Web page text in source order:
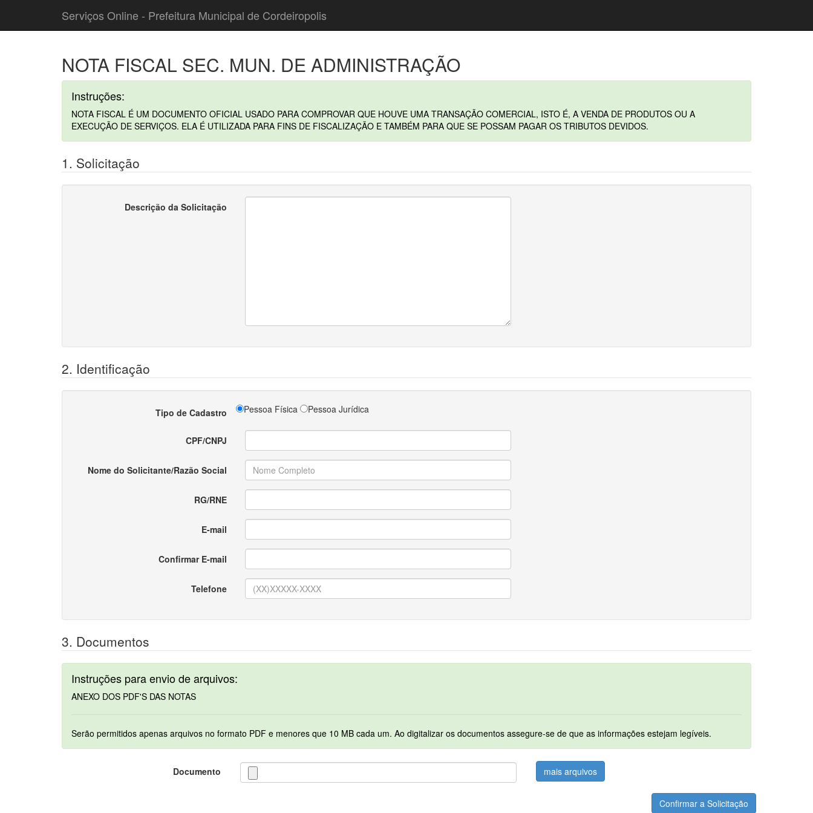
Serviços Online - Prefeitura Municipal de Cordeiropolis
NOTA FISCAL SEC. MUN. DE ADMINISTRAÇÃO
Instruções:
NOTA FISCAL É UM DOCUMENTO OFICIAL USADO PARA COMPROVAR QUE HOUVE UMA TRANSAÇÃO COMERCIAL, ISTO É, A VENDA DE PRODUTOS OU A
EXECUÇÃO DE SERVIÇOS. ELA É UTILIZADA PARA FINS DE FISCALIZAÇÃO E TAMBÉM PARA QUE SE POSSAM PAGAR OS TRIBUTOS DEVIDOS.
1. Solicitação
Descrição da Solicitação
2. Identificação
Tipo de Cadastro Pessoa Física Pessoa Jurídica
CPF/CNPJ
Nome do Solicitante/Razão Social
RG/RNE
E-mail
Confirmar E-mail
Telefone
3. Documentos
Instruções para envio de arquivos:
ANEXO DOS PDF'S DAS NOTAS
Serão permitidos apenas arquivos no formato PDF e menores que 10 MB cada um. Ao digitalizar os documentos assegure-se de que as informações estejam legíveis.
Documento mais arquivos
Confirmar a Solicitação